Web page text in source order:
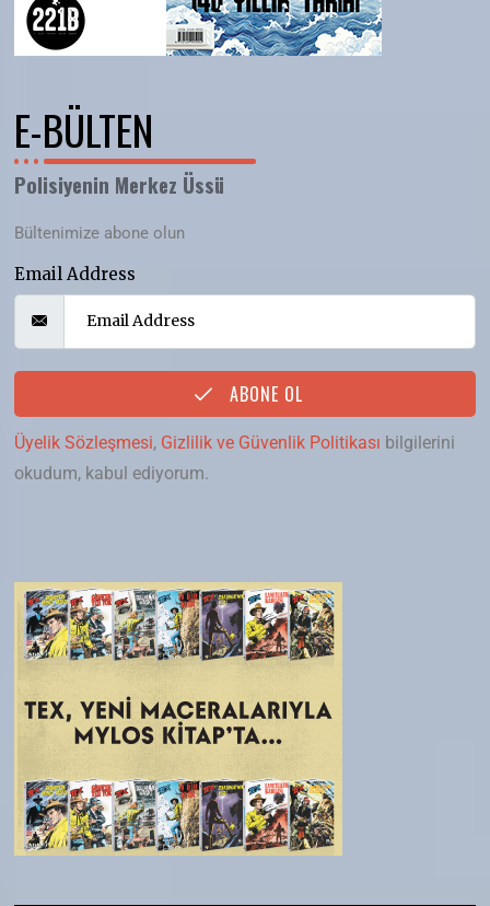
E-BÜLTEN
Polisiyenin Merkez Üssü
Bültenimize abone olun
Email Address
ABONE OL
Üyelik Sözleşmesi, Gizlilik ve Güvenlik Politikası bilgilerini
okudum, kabul ediyorum.